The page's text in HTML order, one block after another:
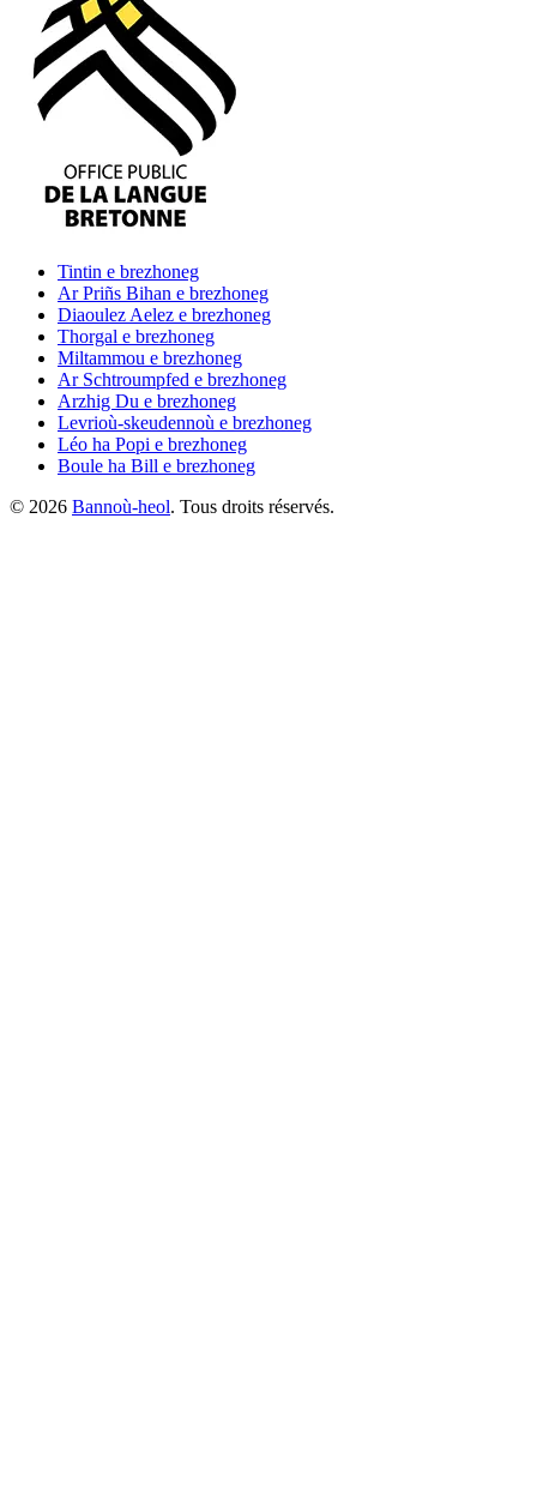
Tintin e brezhoneg
Ar Priñs Bihan e brezhoneg
Diaoulez Aelez e brezhoneg
Thorgal e brezhoneg
Miltammou e brezhoneg
Ar Schtroumpfed e brezhoneg
Arzhig Du e brezhoneg
Levrioù-skeudennoù e brezhoneg
Léo ha Popi e brezhoneg
Boule ha Bill e brezhoneg
© 2026 Bannoù-heol. Tous droits réservés.